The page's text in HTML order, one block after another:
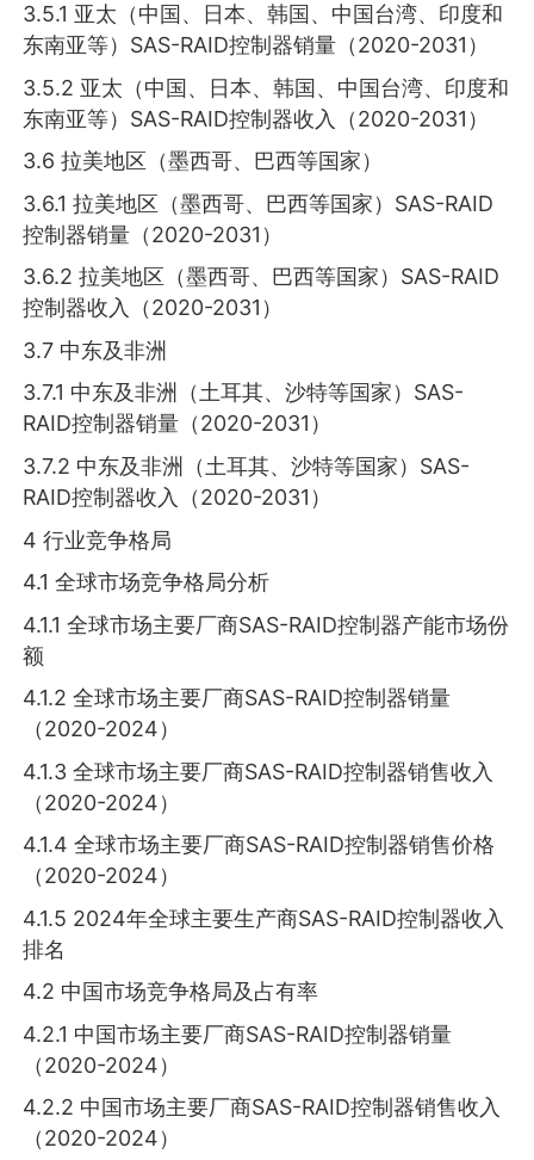
3.5.1 亚太（中国、日本、韩国、中国台湾、印度和
东南亚等）SAS-RAID控制器销量（2020-2031）
3.5.2 亚太（中国、日本、韩国、中国台湾、印度和
东南亚等）SAS-RAID控制器收入（2020-2031）
3.6 拉美地区（墨西哥、巴西等国家）
3.6.1 拉美地区（墨西哥、巴西等国家）SAS-RAID
控制器销量（2020-2031）
3.6.2 拉美地区（墨西哥、巴西等国家）SAS-RAID
控制器收入（2020-2031）
3.7 中东及非洲
3.7.1 中东及非洲（土耳其、沙特等国家）SAS-
RAID控制器销量（2020-2031）
3.7.2 中东及非洲（土耳其、沙特等国家）SAS-
RAID控制器收入（2020-2031）
4 行业竞争格局
4.1 全球市场竞争格局分析
4.1.1 全球市场主要厂商SAS-RAID控制器产能市场份
额
4.1.2 全球市场主要厂商SAS-RAID控制器销量
（2020-2024）
4.1.3 全球市场主要厂商SAS-RAID控制器销售收入
（2020-2024）
4.1.4 全球市场主要厂商SAS-RAID控制器销售价格
（2020-2024）
4.1.5 2024年全球主要生产商SAS-RAID控制器收入
排名
4.2 中国市场竞争格局及占有率
4.2.1 中国市场主要厂商SAS-RAID控制器销量
（2020-2024）
4.2.2 中国市场主要厂商SAS-RAID控制器销售收入
（2020-2024）